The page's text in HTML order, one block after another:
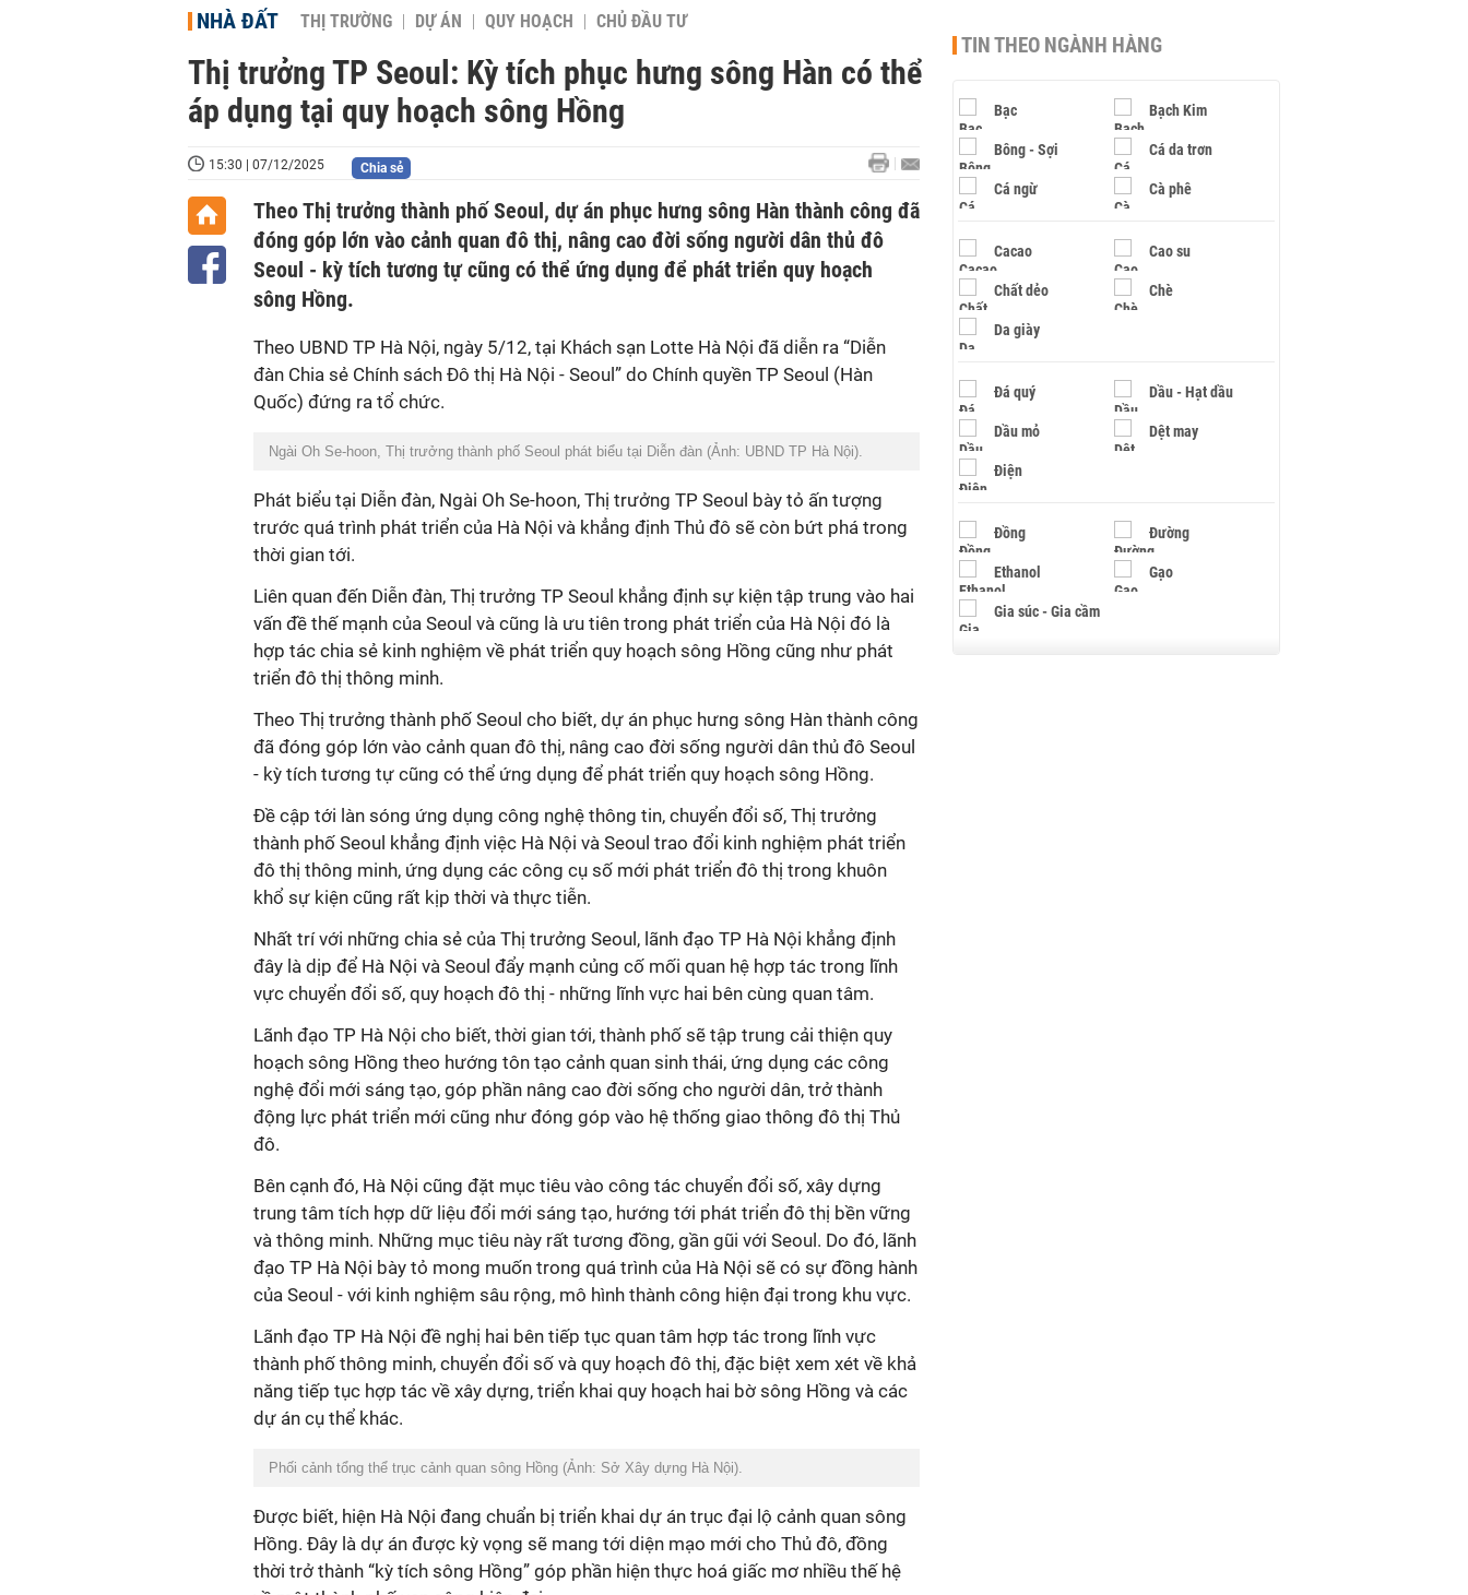
NHÀ ĐẤT THỊ TRƯỜNG DỰ ÁN QUY HOẠCH CHỦ ĐẦU TƯ
Thị trưởng TP Seoul: Kỳ tích phục hưng sông Hàn có thể
áp dụng tại quy hoạch sông Hồng
15:30 | 07/12/2025 Chia sẻ
Theo Thị trưởng thành phố Seoul, dự án phục hưng sông Hàn thành công đã
đóng góp lớn vào cảnh quan đô thị, nâng cao đời sống người dân thủ đô
Seoul - kỳ tích tương tự cũng có thể ứng dụng để phát triển quy hoạch
sông Hồng.
Theo UBND TP Hà Nội, ngày 5/12, tại Khách sạn Lotte Hà Nội đã diễn ra “Diễn
đàn Chia sẻ Chính sách Đô thị Hà Nội - Seoul” do Chính quyền TP Seoul (Hàn
Quốc) đứng ra tổ chức.
Ngài Oh Se-hoon, Thị trưởng thành phố Seoul phát biểu tại Diễn đàn (Ảnh: UBND TP Hà Nội).
Phát biểu tại Diễn đàn, Ngài Oh Se-hoon, Thị trưởng TP Seoul bày tỏ ấn tượng
trước quá trình phát triển của Hà Nội và khẳng định Thủ đô sẽ còn bứt phá trong
thời gian tới.
Liên quan đến Diễn đàn, Thị trưởng TP Seoul khẳng định sự kiện tập trung vào hai
vấn đề thế mạnh của Seoul và cũng là ưu tiên trong phát triển của Hà Nội đó là
hợp tác chia sẻ kinh nghiệm về phát triển quy hoạch sông Hồng cũng như phát
triển đô thị thông minh.
Theo Thị trưởng thành phố Seoul cho biết, dự án phục hưng sông Hàn thành công
đã đóng góp lớn vào cảnh quan đô thị, nâng cao đời sống người dân thủ đô Seoul
- kỳ tích tương tự cũng có thể ứng dụng để phát triển quy hoạch sông Hồng.
Đề cập tới làn sóng ứng dụng công nghệ thông tin, chuyển đổi số, Thị trưởng
thành phố Seoul khẳng định việc Hà Nội và Seoul trao đổi kinh nghiệm phát triển
đô thị thông minh, ứng dụng các công cụ số mới phát triển đô thị trong khuôn
khổ sự kiện cũng rất kịp thời và thực tiễn.
Nhất trí với những chia sẻ của Thị trưởng Seoul, lãnh đạo TP Hà Nội khẳng định
đây là dịp để Hà Nội và Seoul đẩy mạnh củng cố mối quan hệ hợp tác trong lĩnh
vực chuyển đổi số, quy hoạch đô thị - những lĩnh vực hai bên cùng quan tâm.
Lãnh đạo TP Hà Nội cho biết, thời gian tới, thành phố sẽ tập trung cải thiện quy
hoạch sông Hồng theo hướng tôn tạo cảnh quan sinh thái, ứng dụng các công
nghệ đổi mới sáng tạo, góp phần nâng cao đời sống cho người dân, trở thành
động lực phát triển mới cũng như đóng góp vào hệ thống giao thông đô thị Thủ
đô.
Bên cạnh đó, Hà Nội cũng đặt mục tiêu vào công tác chuyển đổi số, xây dựng
trung tâm tích hợp dữ liệu đổi mới sáng tạo, hướng tới phát triển đô thị bền vững
và thông minh. Những mục tiêu này rất tương đồng, gần gũi với Seoul. Do đó, lãnh
đạo TP Hà Nội bày tỏ mong muốn trong quá trình của Hà Nội sẽ có sự đồng hành
của Seoul - với kinh nghiệm sâu rộng, mô hình thành công hiện đại trong khu vực.
Lãnh đạo TP Hà Nội đề nghị hai bên tiếp tục quan tâm hợp tác trong lĩnh vực
thành phố thông minh, chuyển đổi số và quy hoạch đô thị, đặc biệt xem xét về khả
năng tiếp tục hợp tác về xây dựng, triển khai quy hoạch hai bờ sông Hồng và các
dự án cụ thể khác.
Phối cảnh tổng thể trục cảnh quan sông Hồng (Ảnh: Sở Xây dựng Hà Nội).
Được biết, hiện Hà Nội đang chuẩn bị triển khai dự án trục đại lộ cảnh quan sông
Hồng. Đây là dự án được kỳ vọng sẽ mang tới diện mạo mới cho Thủ đô, đồng
thời trở thành “kỳ tích sông Hồng” góp phần hiện thực hoá giấc mơ nhiều thế hệ
TIN THEO NGÀNH HÀNG
Bạc Bạch Kim
Bông - Sợi Cá da trơn
Cá ngừ Cà phê
Cacao Cao su
Chất dẻo Chè
Da giày
Đá quý Dầu - Hạt dầu
Dầu mỏ Dệt may
Điện
Đồng Đường
Ethanol Gạo
Gia súc - Gia cầm